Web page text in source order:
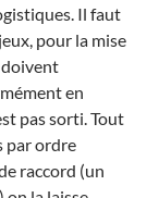
Il faut
pour la mise
doivent
en
pas sorti. Tout
par ordre
raccord (un